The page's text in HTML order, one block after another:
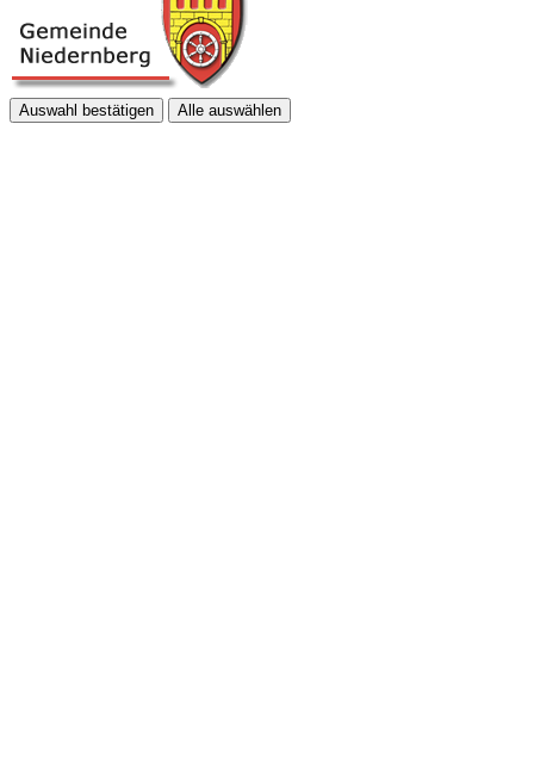
Auswahl bestätigen Alle auswählen